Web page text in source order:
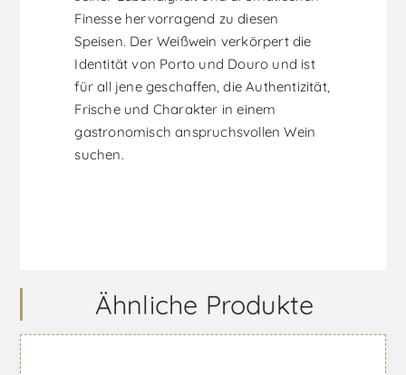
Finesse hervorragend zu diesen
Speisen. Der Weißwein verkörpert die
Identität von Porto und Douro und ist
für all jene geschaffen, die Authentizität,
Frische und Charakter in einem
gastronomisch anspruchsvollen Wein
suchen.
Ähnliche Produkte